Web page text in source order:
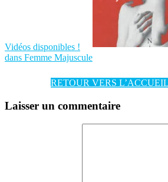
Vidéos disponibles !
dans Femme Majuscule
RETOUR VERS
Laisser un commentaire